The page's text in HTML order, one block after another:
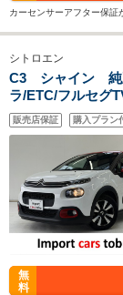
カーセンサーアフター保証
シトロエン
C3 シャイン 純
ラ/ETC/フルセグ
モニター/リア障
ー/キーレス
販売店保証 購入プラン
無
料